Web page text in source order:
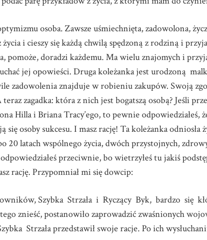
osoba. Zawsze uśmiechnięta, zadowolona,
i cieszy się każdą chwilą spędzoną z rodziną i
pomoże, doradzi każdemu. Ma wielu znajomych i
jej opowieści. Druga koleżanka jest urodzoną
zadowolenia znajduje w robieniu zakupów. Swoją
zagadka: która z nich jest bogatszą osobą? Jeśli
Hilla i Briana Tracy’ego, to pewnie odpowiedziałeś,
osoby sukcesu. I masz rację! Ta koleżanka odniosła
20 latach wspólnego życia, dwóch przystojnych,
przeciwnie, bo wietrzyłeś tu jakiś
rację. Przypomniał mi się dowcip:
Szybka Strzała i Ryczący Byk, bardzo się
znieść, postanowiło zaprowadzić zwaśnionych
Strzała przedstawił swoje racje. Po ich